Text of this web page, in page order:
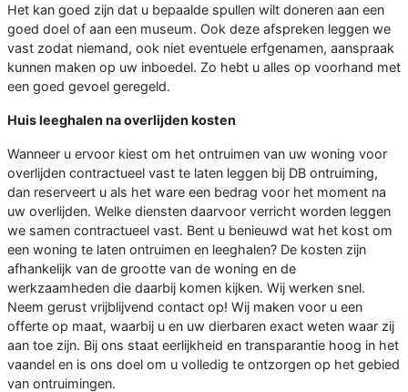
Het kan goed zijn dat u bepaalde spullen wilt doneren aan een
goed doel of aan een museum. Ook deze afspreken leggen we
vast zodat niemand, ook niet eventuele erfgenamen, aanspraak
kunnen maken op uw inboedel. Zo hebt u alles op voorhand met
een goed gevoel geregeld.
Huis leeghalen na overlijden kosten
Wanneer u ervoor kiest om het ontruimen van uw woning voor
overlijden contractueel vast te laten leggen bij DB ontruiming,
dan reserveert u als het ware een bedrag voor het moment na
uw overlijden. Welke diensten daarvoor verricht worden leggen
we samen contractueel vast. Bent u benieuwd wat het kost om
een woning te laten ontruimen en leeghalen? De kosten zijn
afhankelijk van de grootte van de woning en de
werkzaamheden die daarbij komen kijken. Wij werken snel.
Neem gerust vrijblijvend contact op! Wij maken voor u een
offerte op maat, waarbij u en uw dierbaren exact weten waar zij
aan toe zijn. Bij ons staat eerlijkheid en transparantie hoog in het
vaandel en is ons doel om u volledig te ontzorgen op het gebied
van ontruimingen.